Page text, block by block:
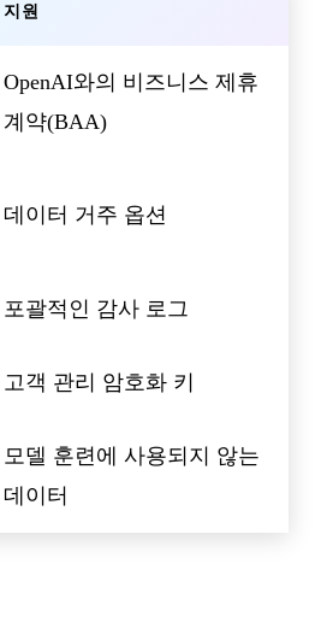
지원
OpenAI와의 비즈니스 제휴
계약(BAA)
데이터 거주 옵션
포괄적인 감사 로그
고객 관리 암호화 키
모델 훈련에 사용되지 않는
데이터